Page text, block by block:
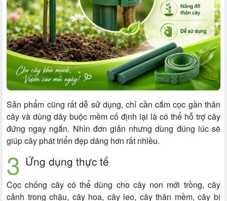
Sản phẩm cũng rất dễ sử dụng, chỉ cần cắm cọc gần thân
cây và dùng dây buộc mềm cố định lại là có thể hỗ trợ cây
đứng ngay ngắn. Nhìn đơn giản nhưng dùng đúng lúc sẽ
giúp cây phát triển đẹp dáng hơn rất nhiều.
Ứng dụng thực tế
Cọc chống cây có thể dùng cho cây non mới trồng, cây
cảnh trong chậu, cây hoa, cây leo, cây thân mềm, cây bị